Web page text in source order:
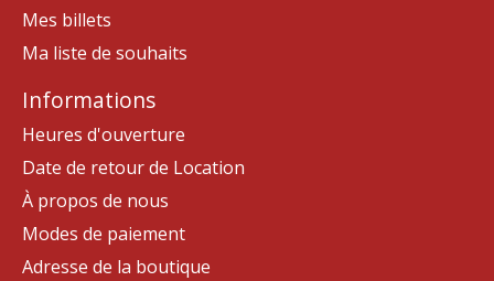
Mes billets
Ma liste de souhaits
Informations
Heures d'ouverture
Date de retour de Location
À propos de nous
Modes de paiement
Adresse de la boutique